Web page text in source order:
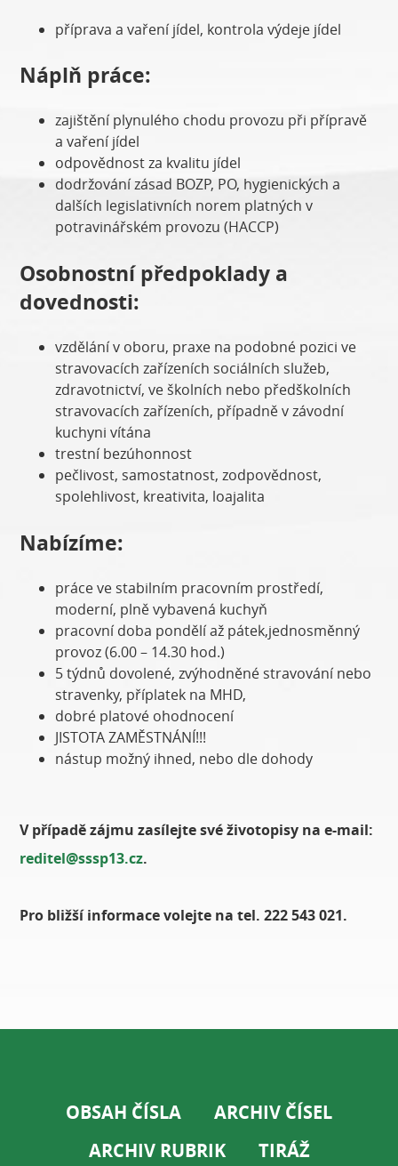
příprava a vaření jídel, kontrola výdeje jídel
Náplň práce:
zajištění plynulého chodu provozu při přípravě
a vaření jídel
odpovědnost za kvalitu jídel
dodržování zásad BOZP, PO, hygienických a
dalších legislativních norem platných v
potravinářském provozu (HACCP)
Osobnostní předpoklady a
dovednosti:
vzdělání v oboru, praxe na podobné pozici ve
stravovacích zařízeních sociálních služeb,
zdravotnictví, ve školních nebo předškolních
stravovacích zařízeních, případně v závodní
kuchyni vítána
trestní bezúhonnost
pečlivost, samostatnost, zodpovědnost,
spolehlivost, kreativita, loajalita
Nabízíme:
práce ve stabilním pracovním prostředí,
moderní, plně vybavená kuchyň
pracovní doba pondělí až pátek,jednosměnný
provoz (6.00 – 14.30 hod.)
5 týdnů dovolené, zvýhodněné stravování nebo
stravenky, příplatek na MHD,
dobré platové ohodnocení
JISTOTA ZAMĚSTNÁNÍ!!!
nástup možný ihned, nebo dle dohody
V případě zájmu zasílejte své životopisy na e-mail:
reditel@sssp13.cz.
Pro bližší informace volejte na tel. 222 543 021.
OBSAH ČÍSLA
ARCHIV ČÍSEL
ARCHIV RUBRIK
TIRÁŽ